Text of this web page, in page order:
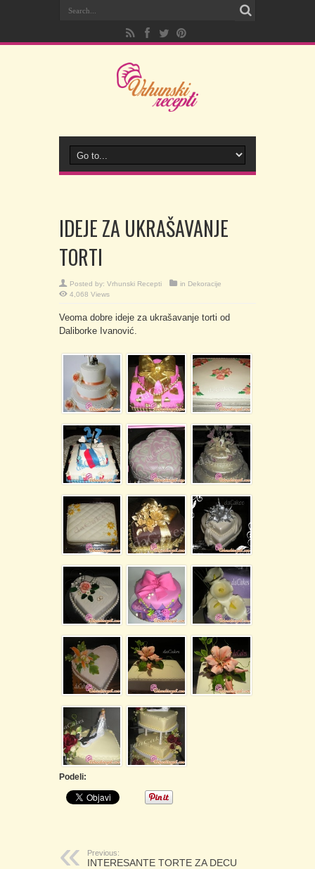
IDEJE ZA UKRAŠAVANJE
TORTI
Posted by: Vrhunski Recepti in Dekoracije
4,068 Views
Veoma dobre ideje za ukrašavanje torti od
Daliborke Ivanović.
Podeli:
Previous:
INTERESANTE TORTE ZA DECU